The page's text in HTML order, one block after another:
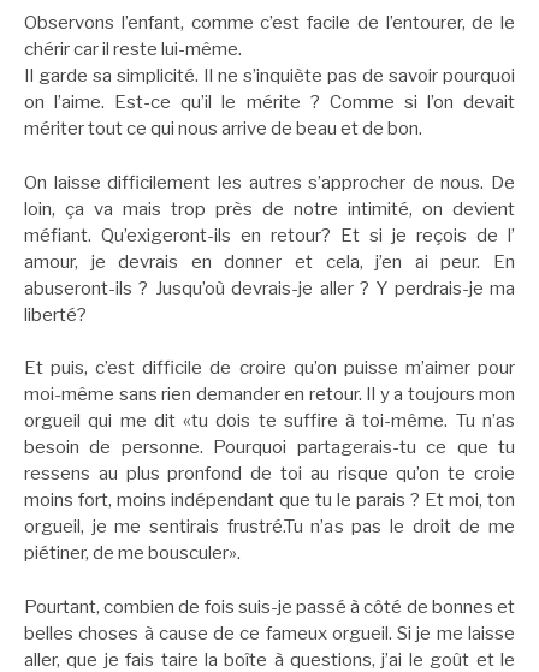
Observons l’enfant, comme c’est facile de l’entourer, de le
chérir car il reste lui-même.
Il garde sa simplicité. Il ne s’inquiète pas de savoir pourquoi
on l’aime. Est-ce qu’il le mérite ? Comme si l’on devait
mériter tout ce qui nous arrive de beau et de bon.
On laisse difficilement les autres s’approcher de nous. De
loin, ça va mais trop près de notre intimité, on devient
méfiant. Qu’exigeront-ils en retour? Et si je reçois de l’
amour, je devrais en donner et cela, j’en ai peur. En
abuseront-ils ? Jusqu’où devrais-je aller ? Y perdrais-je ma
liberté?
Et puis, c’est difficile de croire qu’on puisse m’aimer pour
moi-même sans rien demander en retour. Il y a toujours mon
orgueil qui me dit «tu dois te suffire à toi-même. Tu n’as
besoin de personne. Pourquoi partagerais-tu ce que tu
ressens au plus pronfond de toi au risque qu’on te croie
moins fort, moins indépendant que tu le parais ? Et moi, ton
orgueil, je me sentirais frustré.Tu n’as pas le droit de me
piétiner, de me bousculer».
Pourtant, combien de fois suis-je passé à côté de bonnes et
belles choses à cause de ce fameux orgueil. Si je me laisse
aller, que je fais taire la boîte à questions, j’ai le goût et le